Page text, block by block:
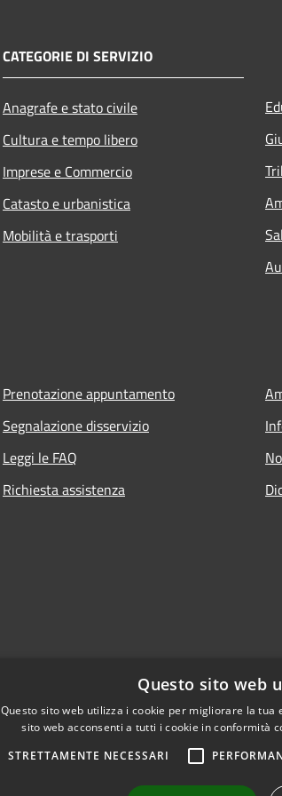
CATEGORIE DI SERVIZIO
Anagrafe e stato civile
Cultura e tempo libero
Imprese e Commercio
Catasto e urbanistica
Mobilità e trasporti
Prenotazione appuntamento
Segnalazione disservizio
Leggi le FAQ
Richiesta assistenza
Questo sito web
Questo sito web utilizza i cookie per migliorare la
sito web acconsenti a tutti i cookie in conformità
STRETTAMENTE NECESSARI